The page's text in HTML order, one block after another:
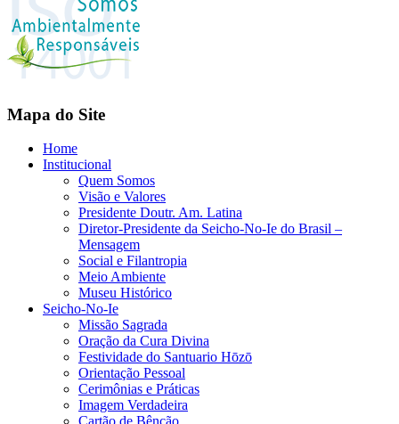
Mapa do Site
Home
Institucional
Quem Somos
Visão e Valores
Presidente Doutr. Am. Latina
Diretor-Presidente da Seicho-No-Ie do Brasil –
Mensagem
Social e Filantropia
Meio Ambiente
Museu Histórico
Seicho-No-Ie
Missão Sagrada
Oração da Cura Divina
Festividade do Santuario Hōzō
Orientação Pessoal
Cerimônias e Práticas
Imagem Verdadeira